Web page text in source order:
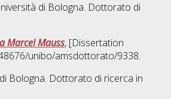
di Bologna. Dottorato di
Marcel Mauss, [Dissertation
unibo/amsdottorato/9338.
Bologna. Dottorato di ricerca in